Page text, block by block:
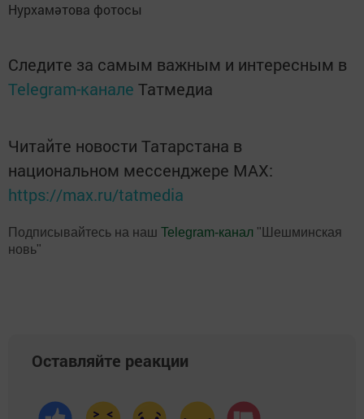
Нурхамәтова фотосы
Следите за самым важным и интересным в
Telegram-канале Татмедиа
Читайте новости Татарстана в
национальном мессенджере MАХ:
https://max.ru/tatmedia
Подписывайтесь на наш Telegram-канал "Шешминская
новь"
Оставляйте реакции